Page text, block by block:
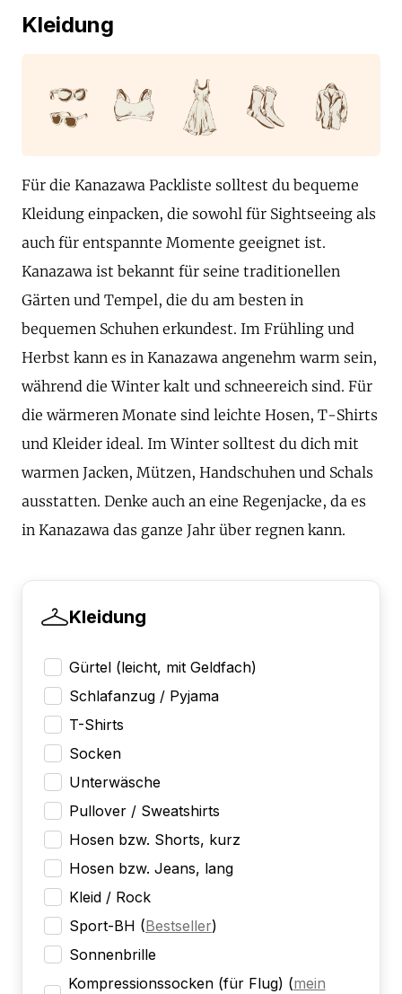
Kleidung
Für die Kanazawa Packliste solltest du bequeme
Kleidung einpacken, die sowohl für Sightseeing als
auch für entspannte Momente geeignet ist.
Kanazawa ist bekannt für seine traditionellen
Gärten und Tempel, die du am besten in
bequemen Schuhen erkundest. Im Frühling und
Herbst kann es in Kanazawa angenehm warm sein,
während die Winter kalt und schneereich sind. Für
die wärmeren Monate sind leichte Hosen, T-Shirts
und Kleider ideal. Im Winter solltest du dich mit
warmen Jacken, Mützen, Handschuhen und Schals
ausstatten. Denke auch an eine Regenjacke, da es
in Kanazawa das ganze Jahr über regnen kann.
Kleidung
Gürtel (leicht, mit Geldfach)
Schlafanzug / Pyjama
T-Shirts
Socken
Unterwäsche
Pullover / Sweatshirts
Hosen bzw. Shorts, kurz
Hosen bzw. Jeans, lang
Kleid / Rock
Sport-BH (Bestseller)
Sonnenbrille
Kompressionssocken (für Flug) (mein